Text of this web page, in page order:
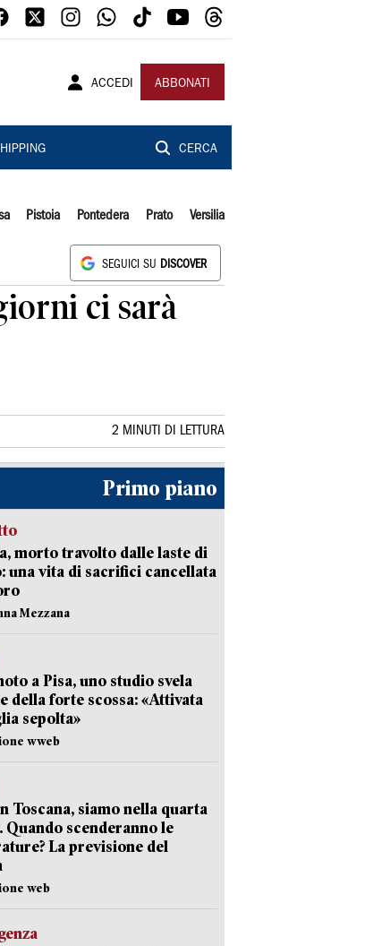
ACCEDI ABBONATI
CERCA
Pistoia Pontedera Prato Versilia
SEGUICI SU DISCOVER
ci sarà
2 MINUTI DI LETTURA
Primo piano
morto travolto dalle laste di
una vita di sacrifici cancellata
Mezzana
a Pisa, uno studio svela
della forte scossa: «Attivata
sepolta»
wweb
Toscana, siamo nella quarta
Quando scenderanno le
La previsione del
web